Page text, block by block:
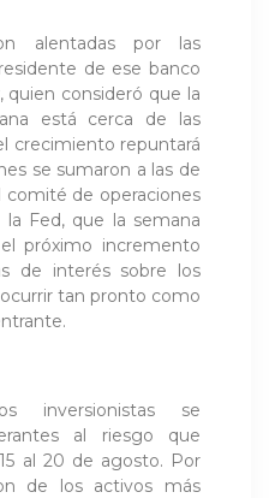
alentadas por las
de ese banco
quien consideró que la
está cerca de las
crecimiento repuntará
se sumaron a las de
de operaciones
Fed, que la semana
próximo incremento
de interés sobre los
tan pronto como
inversionistas se
al riesgo que
al 20 de agosto. Por
de los activos más